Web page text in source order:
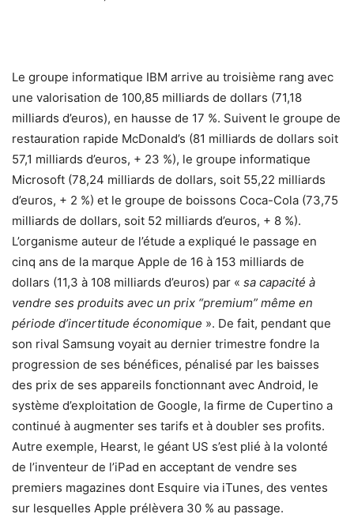
Le groupe informatique IBM arrive au troisième rang avec
une valorisation de 100,85 milliards de dollars (71,18
milliards d’euros), en hausse de 17 %. Suivent le groupe de
restauration rapide McDonald’s (81 milliards de dollars soit
57,1 milliards d’euros, + 23 %), le groupe informatique
Microsoft (78,24 milliards de dollars, soit 55,22 milliards
d’euros, + 2 %) et le groupe de boissons Coca-Cola (73,75
milliards de dollars, soit 52 milliards d’euros, + 8 %).
L’organisme auteur de l’étude a expliqué le passage en
cinq ans de la marque Apple de 16 à 153 milliards de
dollars (11,3 à 108 milliards d’euros) par « sa capacité à
vendre ses produits avec un prix “premium” même en
période d’incertitude économique ». De fait, pendant que
son rival Samsung voyait au dernier trimestre fondre la
progression de ses bénéfices, pénalisé par les baisses
des prix de ses appareils fonctionnant avec Android, le
système d’exploitation de Google, la firme de Cupertino a
continué à augmenter ses tarifs et à doubler ses profits.
Autre exemple, Hearst, le géant US s’est plié à la volonté
de l’inventeur de l’iPad en acceptant de vendre ses
premiers magazines dont Esquire via iTunes, des ventes
sur lesquelles Apple prélèvera 30 % au passage.